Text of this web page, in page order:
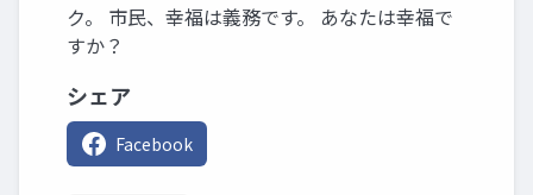
ク。 市民、幸福は義務です。 あなたは幸福で
すか？
シェア
Facebook